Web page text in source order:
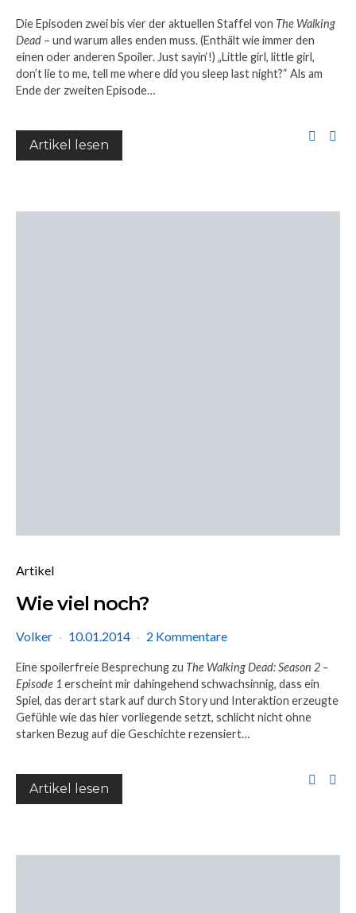
Die Episoden zwei bis vier der aktuellen Staffel von The Walking
Dead – und warum alles enden muss. (Enthält wie immer den
einen oder anderen Spoiler. Just sayin‘!) „Little girl, little girl,
don’t lie to me, tell me where did you sleep last night?“ Als am
Ende der zweiten Episode…
Artikel lesen
Artikel
Wie viel noch?
Volker 10.01.2014 2 Kommentare
Eine spoilerfreie Besprechung zu The Walking Dead: Season 2 –
Episode 1 erscheint mir dahingehend schwachsinnig, dass ein
Spiel, das derart stark auf durch Story und Interaktion erzeugte
Gefühle wie das hier vorliegende setzt, schlicht nicht ohne
starken Bezug auf die Geschichte rezensiert…
Artikel lesen